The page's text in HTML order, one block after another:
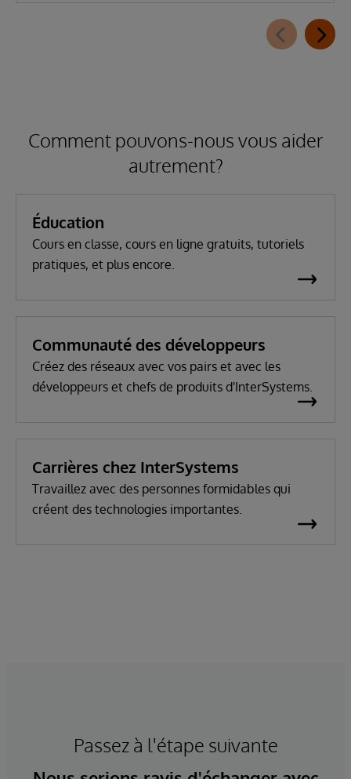
Comment pouvons-nous vous aider
autrement?
Éducation
Cours en classe, cours en ligne gratuits, tutoriels
pratiques, et plus encore.
Communauté des développeurs
Créez des réseaux avec vos pairs et avec les
développeurs et chefs de produits d'InterSystems.
Carrières chez InterSystems
Travaillez avec des personnes formidables qui
créent des technologies importantes.
Passez à l'étape suivante